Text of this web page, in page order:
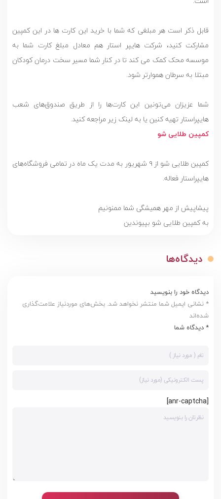
قابل ذکر است هر مبلغی که شما با خرید این کارت ها در این کمپین
مشارکت کنید، شرکت هایپر استار هم معادل مبلغ کارت شما به
موسسه محک کمک می کند تا در کنار شما مسیر سخت درمان کودکان
مبتلا به سرطان هموارتر شود.
شما عزیزان می‌تونین این کارت‌‌ها را از طریق صندوق‌های شعب
هایپراستار تهیه کنین یا به لینک زیر مراجعه کنید.
کمپین طلایی شو
کمپین طلایی شو از ۹ شهریور به مدت یک ماه در تمامی فروشگاه‌های
هایپراستار فعاله.
پیشاپیش از مهر همیشگی شما ممنونیم
به کمپین طلایی شو بپیوندین
دیدگاه‌ها
دیدگاه خود را بنویسید
* نشانی ایمیل شما منتشر نخواهد شد. بخش‌های موردنیاز علامت‌گذاری
شده‌اند
* دیدگاه شما
[anr-captcha]